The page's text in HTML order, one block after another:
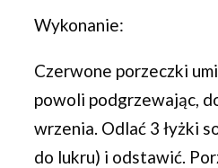
Wykonanie:
Czerwone porzeczki
powoli podgrzewając,
wrzenia. Odlać 3 łyżki
do lukru) i odstawić.